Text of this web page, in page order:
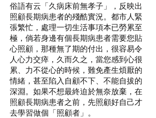
俗語有云「久病床前無孝子」，反映出
照顧長期病患者的殘酷實況。都市人緊
張繁忙，處理一切生活事項本已勞累至
極，倘若身邊有個長期病患者需要您貼
心照顧，那種無了期的付出，很容易令
人心力交瘁，久而久之，當您感到心很
累、力不從心的時候，難免產生煩厭的
情緒，甚至陷入自顧不下、不能自拔的
深淵。如果不想最終迫於無奈放棄，在
照顧長期病患者之前，先照顧好自己才
去學習做個「照顧者」。